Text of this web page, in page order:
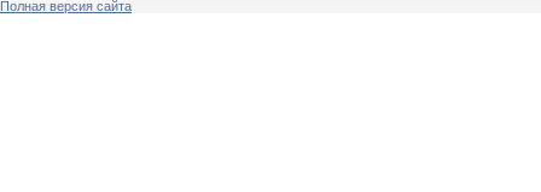
Полная версия сайта